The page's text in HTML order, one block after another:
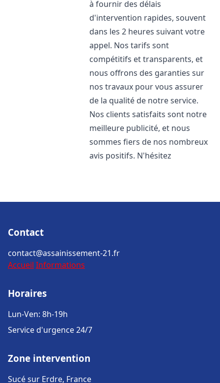
à fournir des délais
d'intervention rapides, souvent
dans les 2 heures suivant votre
appel. Nos tarifs sont
compétitifs et transparents, et
nous offrons des garanties sur
nos travaux pour vous assurer
de la qualité de notre service.
Nos clients satisfaits sont notre
meilleure publicité, et nous
sommes fiers de nos nombreux
avis positifs. N'hésitez
Contact
contact@assainissement-21.fr
Accueil Informations
Horaires
Lun-Ven: 8h-19h
Service d'urgence 24/7
Zone intervention
Sucé sur Erdre, France